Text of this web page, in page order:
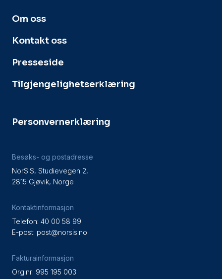
Om oss
Kontakt oss
Presseside
Tilgjengelighetserklæring
Personvernerklæring
Besøks- og postadresse
NorSIS, Studievegen 2,
2815 Gjøvik, Norge
Kontaktinformasjon
Telefon: 40 00 58 99
E-post: post@norsis.no
Fakturainformasjon
Org.nr: 995 195 003